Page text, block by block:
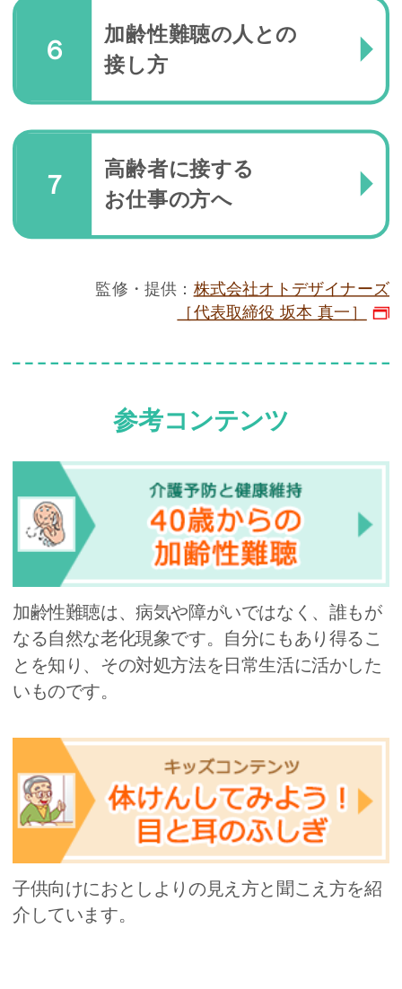
６
加齢性難聴の人との
接し方
７
高齢者に接する
お仕事の方へ
監修・提供： 株式会社オトデザイナーズ
［代表取締役 坂本 真一］
参考コンテンツ
加齢性難聴は、病気や障がいではなく、誰もが
なる自然な老化現象です。自分にもあり得るこ
とを知り、その対処方法を日常生活に活かした
いものです。
子供向けにおとしよりの見え方と聞こえ方を紹
介しています。